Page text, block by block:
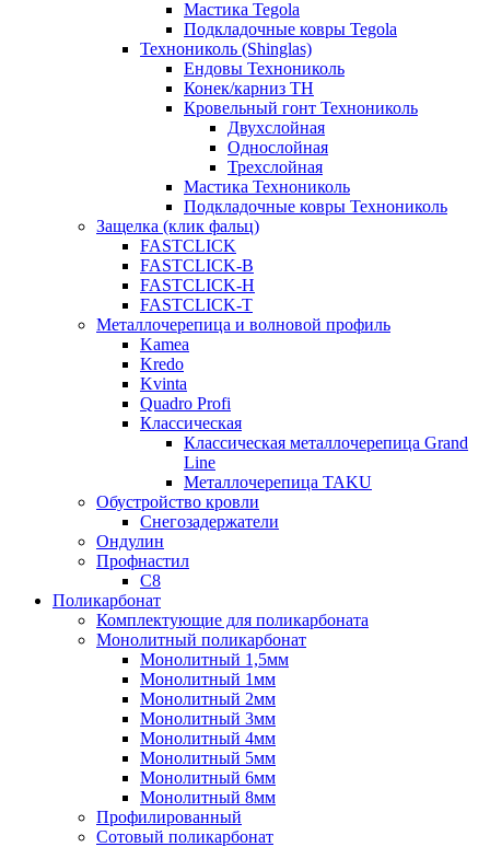
Мастика Tegola
Подкладочные ковры Tegola
Технониколь (Shinglas)
Ендовы Технониколь
Конек/карниз ТН
Кровельный гонт Технониколь
Двухслойная
Однослойная
Трехслойная
Мастика Технониколь
Подкладочные ковры Технониколь
Защелка (клик фальц)
FASTCLICK
FASTCLICK-B
FASTCLICK-H
FASTCLICK-T
Металлочерепица и волновой профиль
Kamea
Kredo
Kvinta
Quadro Profi
Классическая
Классическая металлочерепица Grand
Line
Металлочерепица TAKU
Обустройство кровли
Снегозадержатели
Ондулин
Профнастил
С8
Поликарбонат
Комплектующие для поликарбоната
Монолитный поликарбонат
Монолитный 1,5мм
Монолитный 1мм
Монолитный 2мм
Монолитный 3мм
Монолитный 4мм
Монолитный 5мм
Монолитный 6мм
Монолитный 8мм
Профилированный
Сотовый поликарбонат